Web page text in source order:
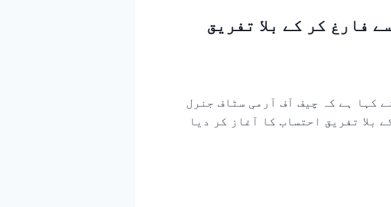
فارغ کر کے بلا تفریق
کہا ہے کہ چیف آف آرمی سٹاف جنرل
کر کے بلا تفریق احتساب کا آغاز کر دیا